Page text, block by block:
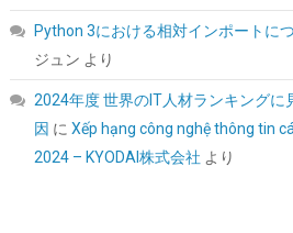
Python 3における相対インポートに
ジュン より
2024年度 世界のIT人材ランキングに
因 に Xếp hạng công nghệ thông tin
2024 – KYODAI株式会社 より